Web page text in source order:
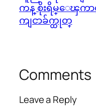
ကန္ စိုးရိမ္ေၾက
ကျငာခ်က္ထုတ္
Comments
Leave a Reply